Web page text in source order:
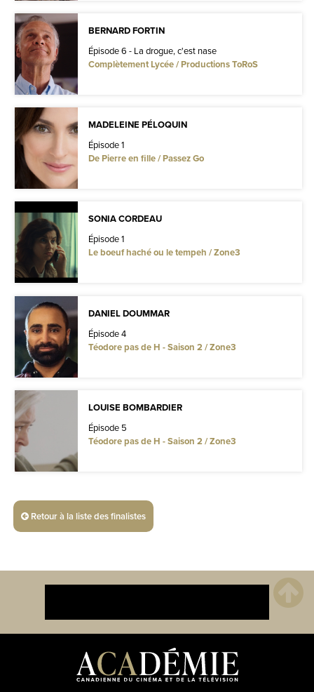
BERNARD FORTIN
Épisode 6 - La drogue, c'est nase
Complètement Lycée / Productions ToRoS
MADELEINE PÉLOQUIN
Épisode 1
De Pierre en fille / Passez Go
SONIA CORDEAU
Épisode 1
Le boeuf haché ou le tempeh / Zone3
DANIEL DOUMMAR
Épisode 4
Téodore pas de H - Saison 2 / Zone3
LOUISE BOMBARDIER
Épisode 5
Téodore pas de H - Saison 2 / Zone3
Retour à la liste des finalistes